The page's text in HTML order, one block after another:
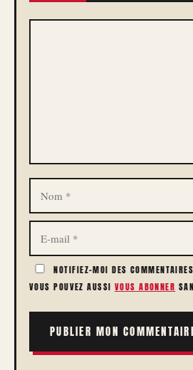
COMMENTAIRE
NOM
E-
MAIL
NOTIFIEZ-MOI DES
VOUS POUVEZ AUSSI VOUS ABONNER